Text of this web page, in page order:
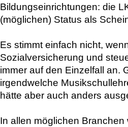
Bildungseinrichtungen: die
(möglichen) Status als
Es stimmt einfach nicht,
Sozialversicherung und
immer auf den Einzelfall an.
irgendwelche
hätte aber auch anders
In allen möglichen